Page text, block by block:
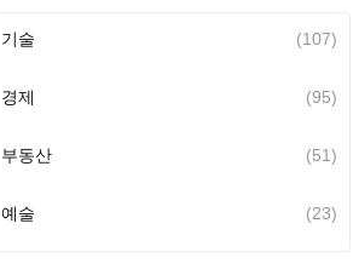
기술 (107)
경제 (95)
부동산 (51)
예술 (23)